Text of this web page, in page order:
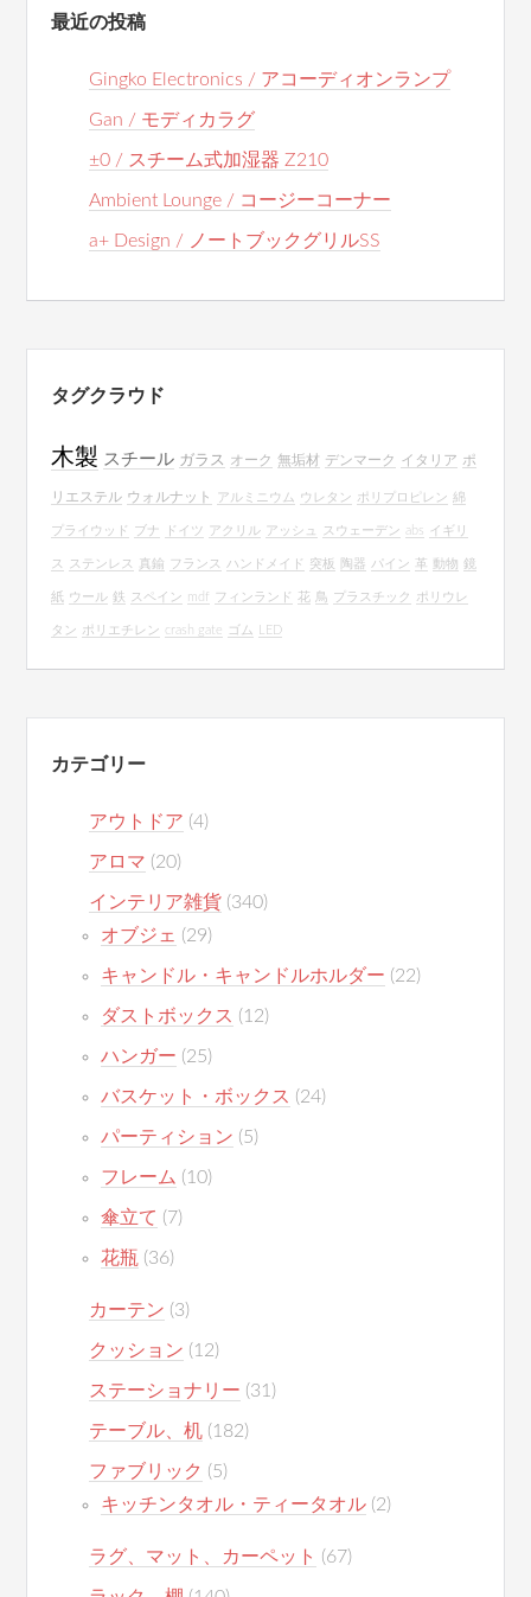
最近の投稿
Gingko Electronics / アコーディオンランプ
Gan / モディカラグ
±0 / スチーム式加湿器 Z210
Ambient Lounge / コージーコーナー
a+ Design / ノートブックグリルSS
タグクラウド
木製 スチール ガラス オーク 無垢材 デンマーク イタリア ポ
リエステル ウォルナット アルミニウム ウレタン ポリプロピレン 綿
プライウッド ブナ ドイツ アクリル アッシュ スウェーデン abs イギリ
ス ステンレス 真鍮 フランス ハンドメイド 突板 陶器 パイン 革 動物 鏡
紙 ウール 鉄 スペイン mdf フィンランド 花 鳥 プラスチック ポリウレ
タン ポリエチレン crash gate ゴム LED
カテゴリー
アウトドア (4)
アロマ (20)
インテリア雑貨 (340)
オブジェ (29)
キャンドル・キャンドルホルダー (22)
ダストボックス (12)
ハンガー (25)
バスケット・ボックス (24)
パーティション (5)
フレーム (10)
傘立て (7)
花瓶 (36)
カーテン (3)
クッション (12)
ステーショナリー (31)
テーブル、机 (182)
ファブリック (5)
キッチンタオル・ティータオル (2)
ラグ、マット、カーペット (67)